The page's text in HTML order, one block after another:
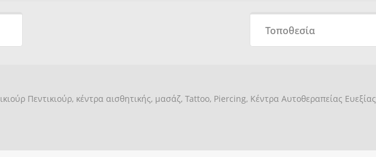
Πεντικιούρ, κέντρα αισθητικής, μασάζ, Tattoo, Piercing, Κέντρα Αυτοθεραπείας Ευεξίας